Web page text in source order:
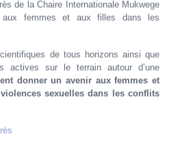
de la Chaire Internationale Mukwege
femmes et aux filles dans les
de tous horizons ainsi que
actives sur le terrain autour d’une
donner un avenir aux femmes et
sexuelles dans les conflits